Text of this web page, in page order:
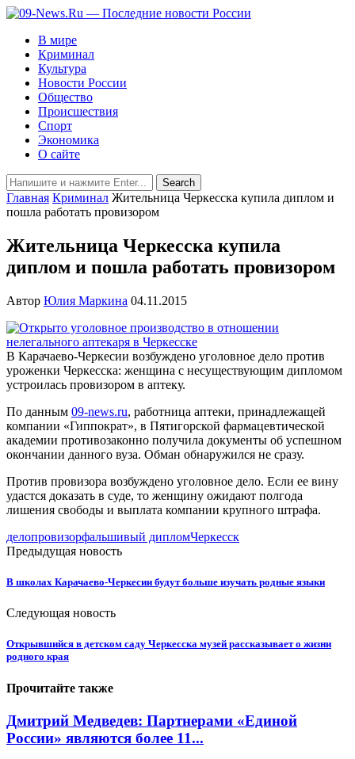
В мире
Криминал
Культура
Новости России
Общество
Происшествия
Спорт
Экономика
О сайте
Главная Криминал Жительница Черкесска купила диплом и
пошла работать провизором
Жительница Черкесска купила
диплом и пошла работать провизором
Автор Юлия Маркина 04.11.2015
В Карачаево-Черкесии возбуждено уголовное дело против
уроженки Черкесска: женщина с несуществующим дипломом
устроилась провизором в аптеку.
По данным 09-news.ru, работница аптеки, принадлежащей
компании «Гиппократ», в Пятигорской фармацевтической
академии противозаконно получила документы об успешном
окончании данного вуза. Обман обнаружился не сразу.
Против провизора возбуждено уголовное дело. Если ее вину
удастся доказать в суде, то женщину ожидают полгода
лишения свободы и выплата компании крупного штрафа.
делопровизорфальшивый дипломЧеркесск
Предыдущая новость
В школах Карачаево-Черкесии будут больше изучать родные языки
Следующая новость
Открывшийся в детском саду Черкесска музей рассказывает о жизни
родного края
Прочитайте также
Дмитрий Медведев: Партнерами «Единой
России» являются более 11...